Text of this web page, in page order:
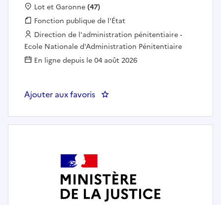
Localisation :
Lot et Garonne(47)
Fonction publique :
Fonction publique de l'État
Employeur :
Direction de l'administration pénitentiaire -
Ecole Nationale d'Administration Pénitentiaire
En ligne depuis le 04 août 2026
Ajouter aux favoris : Enseignant-chercheur